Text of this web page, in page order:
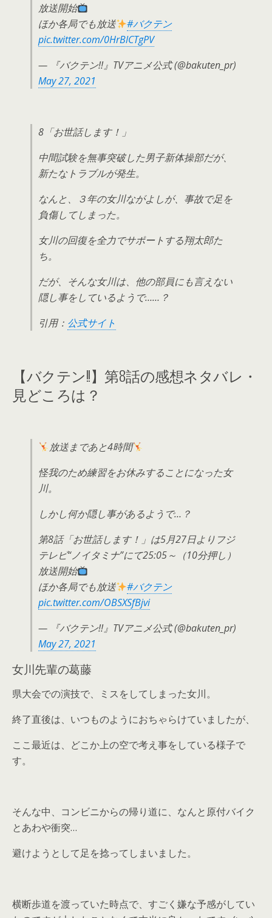
放送開始
ほか各局でも放送
#バクテン
pic.twitter.com/0HrBlCTgPV
— 『バクテン!!』TVアニメ公式 (@bakuten_pr)
May 27, 2021
8「お世話します！」
中間試験を無事突破した男子新体操部だが、
新たなトラブルが発生。
なんと、３年の女川ながよしが、事故で足を
負傷してしまった。
女川の回復を全力でサポートする翔太郎た
ち。
だが、そんな女川は、他の部員にも言えない
隠し事をしているようで……？
引用： 公式サイト
【バクテン!!】第8話の感想ネタバレ・
見どころは？
放送まであと4時間
怪我のため練習をお休みすることになった女
川。
しかし何か隠し事があるようで…？
第8話「お世話します！」は5月27日よりフジ
テレビ“ノイタミナ”にて25:05～（10分押し）
放送開始
ほか各局でも放送
#バクテン
pic.twitter.com/OBSXSfBjvi
— 『バクテン!!』TVアニメ公式 (@bakuten_pr)
May 27, 2021
女川先輩の葛藤
県大会での演技で、ミスをしてしまった女川。
終了直後は、いつものようにおちゃらけていましたが、
ここ最近は、どこか上の空で考え事をしている様子で
す。
そんな中、コンビニからの帰り道に、なんと原付バイク
とあわや衝突…
避けようとして足を捻ってしまいました。
横断歩道を渡っていた時点で、すごく嫌な予感がしてい